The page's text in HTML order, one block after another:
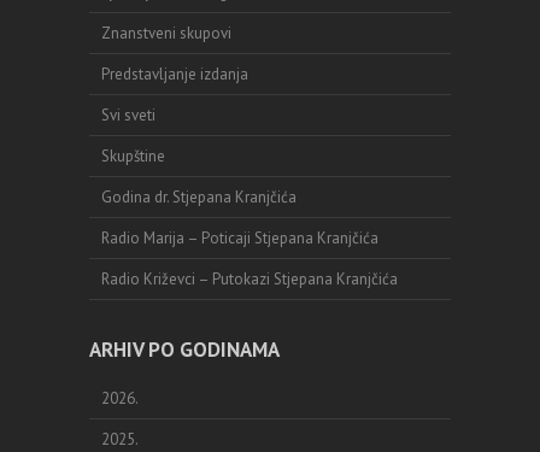
Znanstveni skupovi
Predstavljanje izdanja
Svi sveti
Skupštine
Godina dr. Stjepana Kranjčića
Radio Marija – Poticaji Stjepana Kranjčića
Radio Križevci – Putokazi Stjepana Kranjčića
ARHIV PO GODINAMA
2026.
2025.